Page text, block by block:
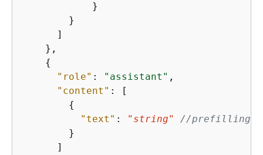
            }
        }
      ]
    },
{
"role" : "assistant" ,
"content" : [
{
"text" : "string"
//prefilling
        }
      ]